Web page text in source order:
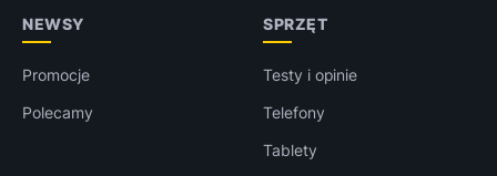
NEWSY
Promocje
Polecamy
SPRZĘT
Testy i opinie
Telefony
Tablety